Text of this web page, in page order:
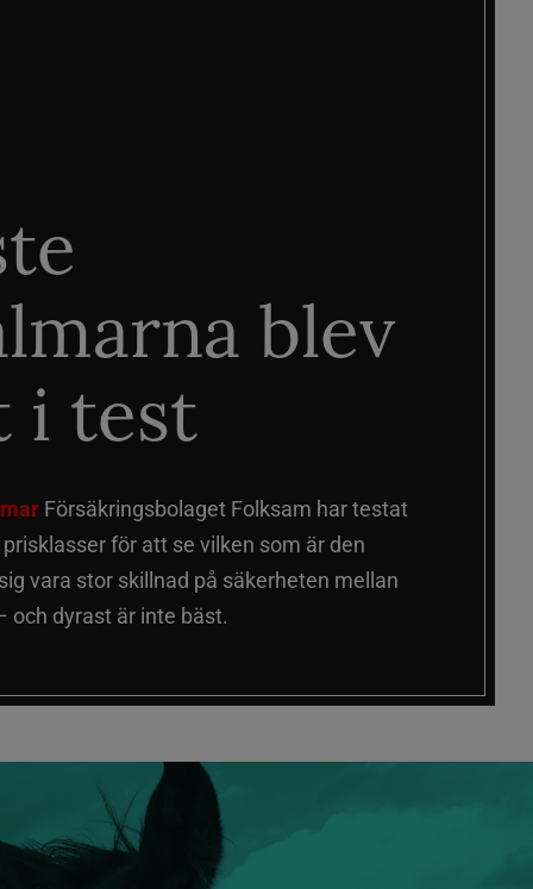
blev
i test
Försäkringsbolaget Folksam har testat
för att se vilken som är den
vara stor skillnad på säkerheten mellan
och dyrast är inte bäst.